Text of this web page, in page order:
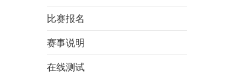
比赛报名
赛事说明
在线测试